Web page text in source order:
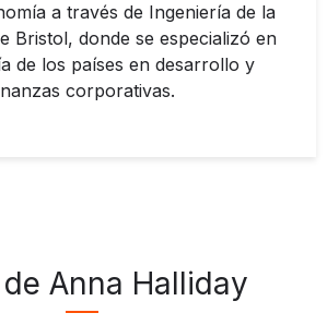
a través de Ingeniería de la
Bristol, donde se especializó en
de los países en desarrollo y
corporativas.
Anna Halliday